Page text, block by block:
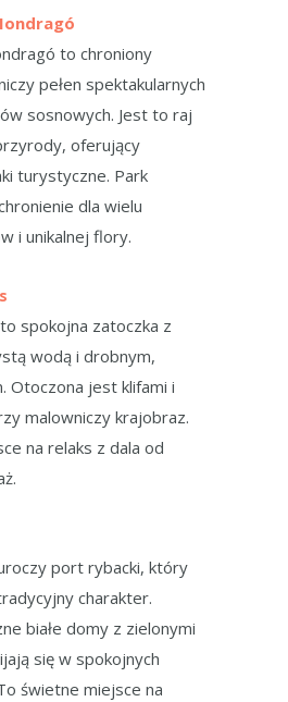
to chroniony
pełen spektakularnych
sosnowych. Jest to raj
oferujący
turystyczne. Park
dla wielu
i unikalnej flory.
spokojna zatoczka z
wodą i drobnym,
Otoczona jest klifami i
malowniczy krajobraz.
na relaks z dala od
port rybacki, który
charakter.
białe domy z zielonymi
się w spokojnych
świetne miejsce na